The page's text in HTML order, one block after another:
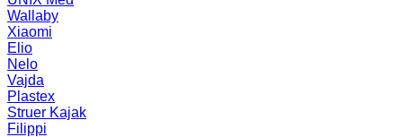
Wallaby
Xiaomi
Elio
Nelo
Vajda
Plastex
Struer Kajak
Filippi